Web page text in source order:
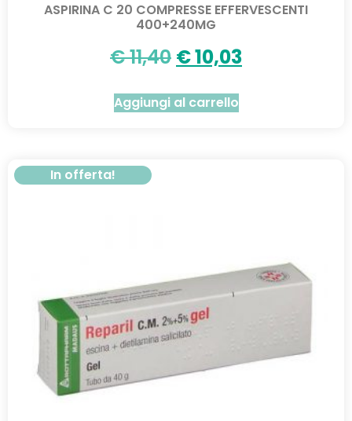
ASPIRINA C 20 COMPRESSE EFFERVESCENTI
400+240MG
€11,40 €10,03
Aggiungi al carrello
In offerta!